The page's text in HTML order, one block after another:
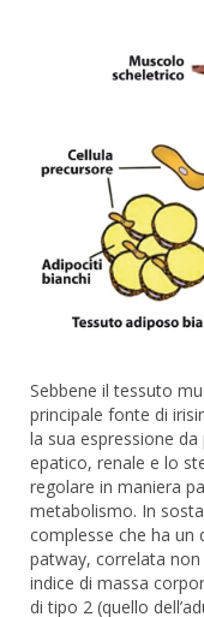
Sebbene il tessuto
principale fonte di
la sua espressione
epatico, renale e lo
regolare in maniera
metabolismo. In
complesse che ha un
patway, correlata
indice di massa
di tipo 2 (quello